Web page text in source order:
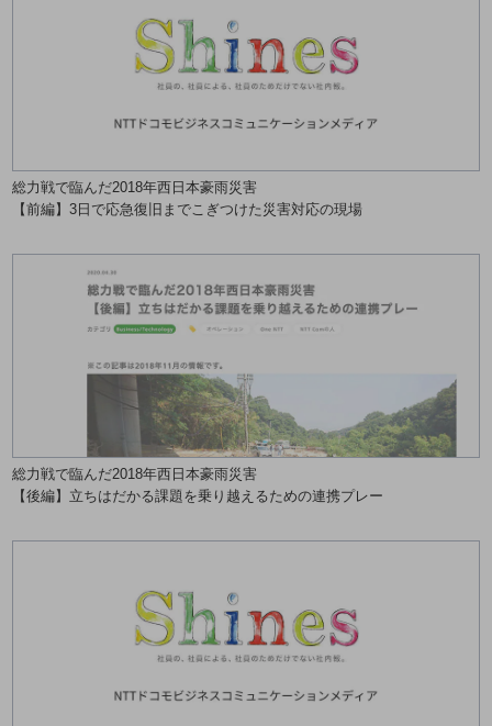
AI
データ利活用
運用管理
業務支援・マーケティング
災害対策・BCP
課題・ニーズで探すTOP
コミュニケーション・情報共有
マーケティング
業務効率化
災害対策
地域共創・地方創生
総力戦で臨んだ2018年西日本豪雨災害
【前編】3日で応急復旧までこぎつけた災害対応の現場
総力戦で臨んだ2018年西日本豪雨災害
【後編】立ちはだかる課題を乗り越えるための連携プレー